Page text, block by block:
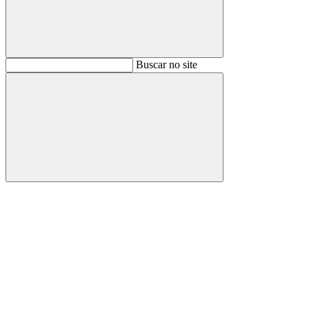
BuscarBuscar no site
Buscar